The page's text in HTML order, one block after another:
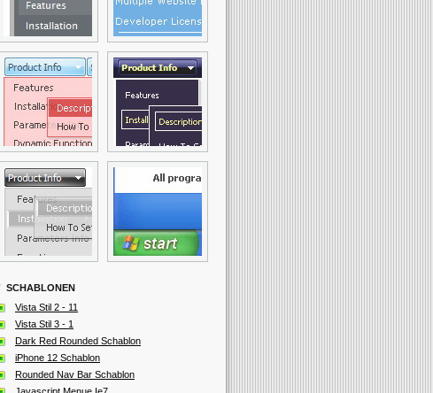
SCHABLONEN
Vista Stil 2 - 11
Vista Stil 3 - 1
Dark Red Rounded Schablon
iPhone 12 Schablon
Rounded Nav Bar Schablon